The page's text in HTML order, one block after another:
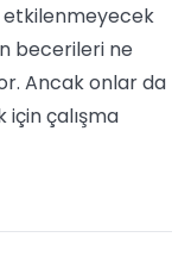
etkilenmeyecek
becerileri ne
Ancak onlar da
için çalışma